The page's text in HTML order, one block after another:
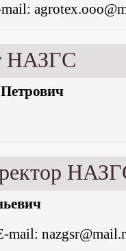
НАЗГС
mail: